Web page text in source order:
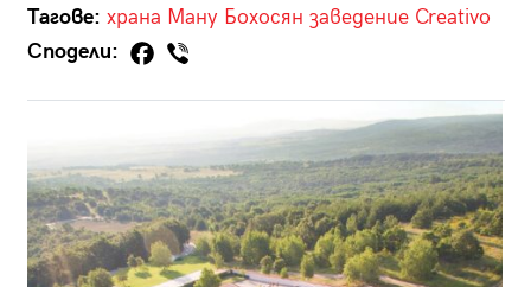
Тагове: храна Ману Бохосян заведение Creativo
Сподели: